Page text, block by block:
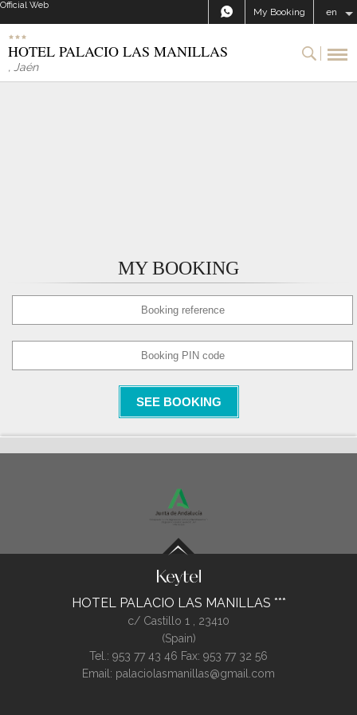
Official Web
My Booking en
HOTEL PALACIO LAS MANILLAS
, Jaén
MY BOOKING
SEE BOOKING
HOTEL PALACIO LAS MANILLAS
c/ Castillo 1 , 23410
(Spain)
Tel.: 953 77 43 46 Fax: 953 77 32 56
Email: palaciolasmanillas@gmail.com